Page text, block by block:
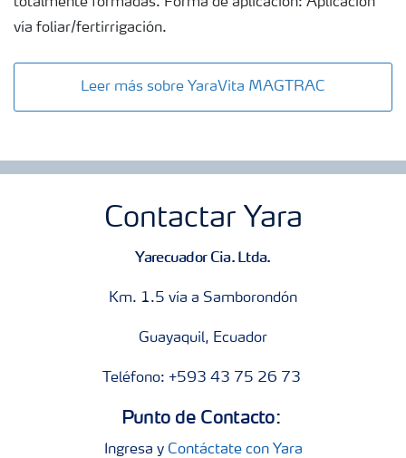
vía foliar/fertirrigación.
Leer más sobre YaraVita MAGTRAC
Contactar Yara
Yarecuador Cia. Ltda.
Km. 1.5 vía a Samborondón
Guayaquil, Ecuador
Teléfono: +593 43 75 26 73
Punto de Contacto:
Ingresa y Contáctate con Yara